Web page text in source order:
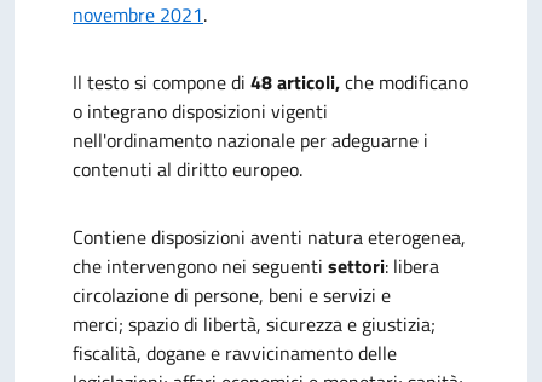
novembre 2021.
Il testo si compone di 48 articoli,che modificano
o integrano disposizioni vigenti
nell'ordinamento nazionale per adeguarne i
contenuti al diritto europeo.
Contiene disposizioni aventi natura eterogenea,
che intervengono nei seguenti settori: libera
circolazione di persone, beni e servizi e
merci; spazio di libertà, sicurezza e giustizia;
fiscalità, dogane e ravvicinamento delle